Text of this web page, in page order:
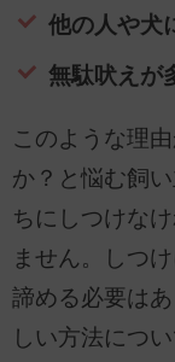
他の人や犬
無駄吠えが
このような理
か？と悩む飼
ちにしつけな
ません。しつ
諦める必要は
しい方法につ